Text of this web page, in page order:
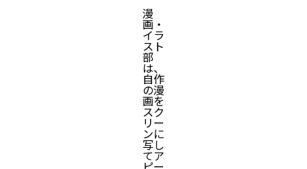
漫
画・
イラ
スト
部
は、
自作
の漫
画を
スク
リー
ンに
写し
てア